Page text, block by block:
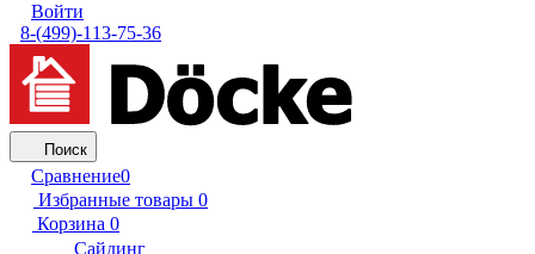
Войти
8-(499)-113-75-36
Поиск
Сравнение0
Избранные товары 0
Корзина 0
Сайдинг